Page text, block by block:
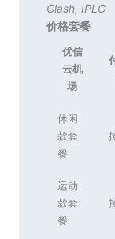
Clash, IPLC
价格套餐
优信
云机
场
休闲
款套
餐
运动
款套
餐